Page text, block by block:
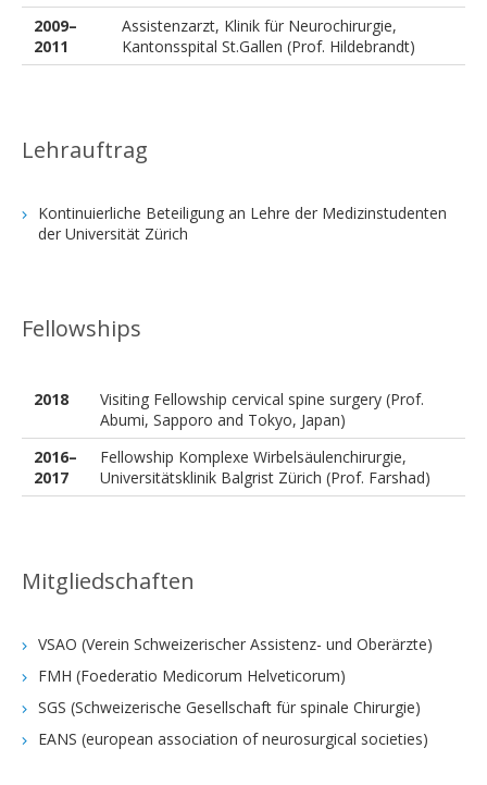
2009–
2011
Assistenzarzt, Klinik für Neurochirurgie,
Kantonsspital St.Gallen (Prof. Hildebrandt)
Lehrauftrag
Kontinuierliche Beteiligung an Lehre der Medizinstudenten
der Universität Zürich
Fellowships
2018
Visiting Fellowship cervical spine surgery (Prof.
Abumi, Sapporo and Tokyo, Japan)
2016–
2017
Fellowship Komplexe Wirbelsäulenchirurgie,
Universitätsklinik Balgrist Zürich (Prof. Farshad)
Mitgliedschaften
VSAO (Verein Schweizerischer Assistenz- und Oberärzte)
FMH (Foederatio Medicorum Helveticorum)
SGS (Schweizerische Gesellschaft für spinale Chirurgie)
EANS (european association of neurosurgical societies)